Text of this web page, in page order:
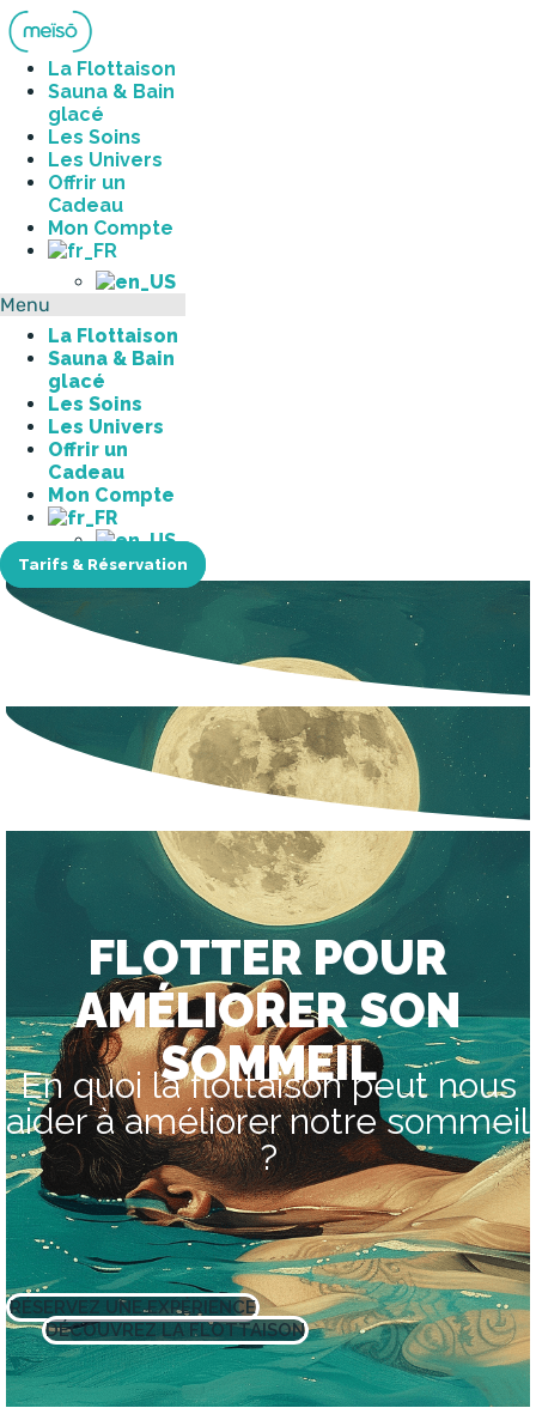
Aller
au
contenu
La Flottaison
Sauna & Bain
glacé
Les Soins
Les Univers
Offrir un
Cadeau
Mon Compte
Menu
La Flottaison
Sauna & Bain
glacé
Les Soins
Les Univers
Offrir un
Cadeau
Mon Compte
Tarifs & Réservation
FLOTTER POUR
AMÉLIORER SON
SOMMEIL
En quoi la flottaison peut nous
aider à améliorer notre sommeil
?
RÉSERVEZ UNE EXPÉRIENCE
DÉCOUVREZ LA FLOTTAISON